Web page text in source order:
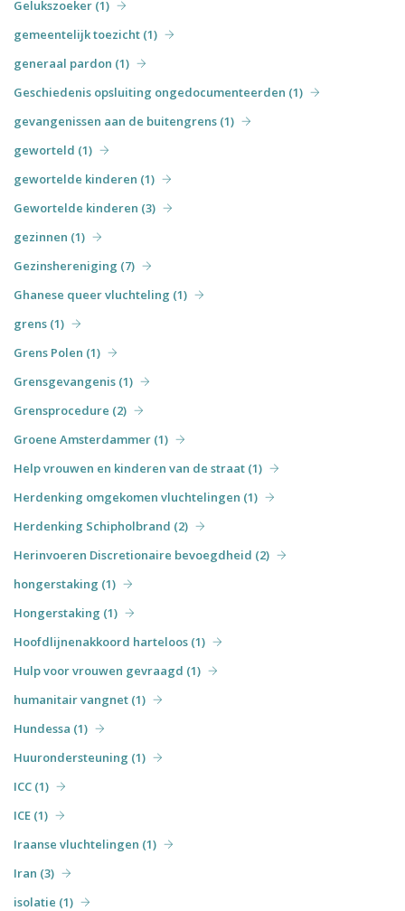
Gelukszoeker (1)
gemeentelijk toezicht (1)
generaal pardon (1)
Geschiedenis opsluiting ongedocumenteerden (1)
gevangenissen aan de buitengrens (1)
geworteld (1)
gewortelde kinderen (1)
Gewortelde kinderen (3)
gezinnen (1)
Gezinshereniging (7)
Ghanese queer vluchteling (1)
grens (1)
Grens Polen (1)
Grensgevangenis (1)
Grensprocedure (2)
Groene Amsterdammer (1)
Help vrouwen en kinderen van de straat (1)
Herdenking omgekomen vluchtelingen (1)
Herdenking Schipholbrand (2)
Herinvoeren Discretionaire bevoegdheid (2)
hongerstaking (1)
Hongerstaking (1)
Hoofdlijnenakkoord harteloos (1)
Hulp voor vrouwen gevraagd (1)
humanitair vangnet (1)
Hundessa (1)
Huurondersteuning (1)
ICC (1)
ICE (1)
Iraanse vluchtelingen (1)
Iran (3)
isolatie (1)